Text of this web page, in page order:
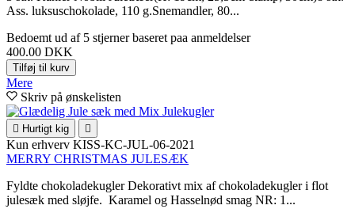
Ass. luksuschokolade, 110 g.Snemandler, 80...
Bedoemt ud af 5 stjerner baseret paa anmeldelser
400.00 DKK
Tilføj til kurv
Mere
Skriv på ønskelisten
 Hurtigt kig 
Kun erhverv KISS-KC-JUL-06-2021
MERRY CHRISTMAS JULESÆK
Fyldte chokoladekugler Dekorativt mix af chokoladekugler i flot
julesæk med sløjfe. Karamel og Hasselnød smag NR: 1...